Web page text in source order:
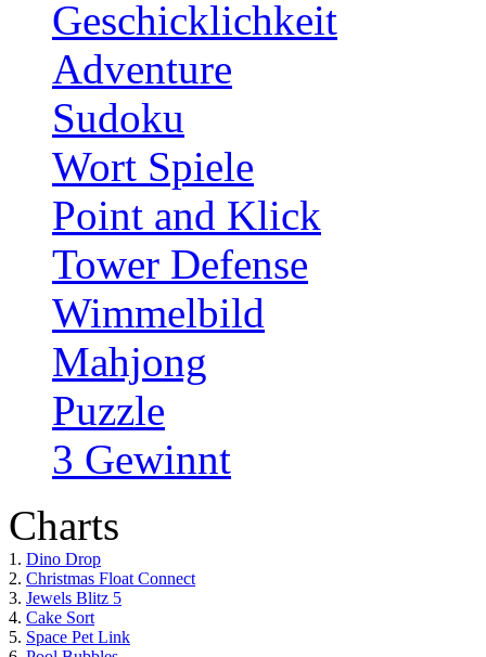
Geschicklichkeit
Adventure
Sudoku
Wort Spiele
Point and Klick
Tower Defense
Wimmelbild
Mahjong
Puzzle
3 Gewinnt
Charts
1. Dino Drop
2. Christmas Float Connect
3. Jewels Blitz 5
4. Cake Sort
5. Space Pet Link